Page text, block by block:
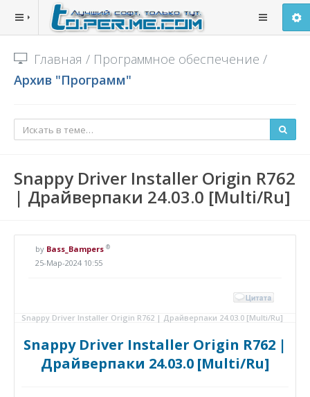
Главная / Программное обеспечение /
Архив "Программ"
Snappy Driver Installer Origin R762
| Драйверпаки 24.03.0 [Multi/Ru]
by Bass_Bampers ®
25-Мар-2024 10:55
Snappy Driver Installer Origin R762 | Драйверпаки 24.03.0 [Multi/Ru]
Snappy Driver Installer Origin R762 |
Драйверпаки 24.03.0 [Multi/Ru]